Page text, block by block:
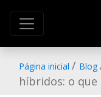
Página inicial / Blog
híbridos: o